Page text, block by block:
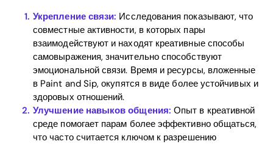
Укрепление связи: Исследования показывают, что
совместные активности, в которых пары
взаимодействуют и находят креативные способы
самовыражения, значительно способствуют
эмоциональной связи. Время и ресурсы, вложенные
в Paint and Sip, окупятся в виде более устойчивых и
здоровых отношений.
Улучшение навыков общения: Опыт в креативной
среде помогает парам более эффективно общаться,
что часто считается ключом к разрешению